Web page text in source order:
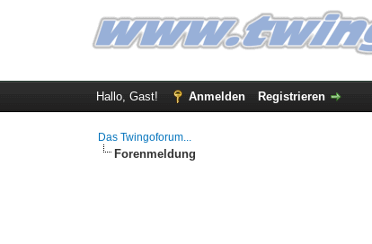
Hallo, Gast! Anmelden Registrieren
Das Twingoforum...
Forenmeldung